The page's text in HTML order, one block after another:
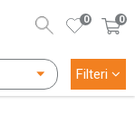
0
0
Filteri